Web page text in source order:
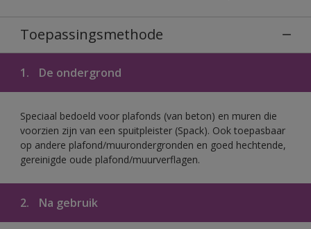
Toepassingsmethode
1. De ondergrond
Speciaal bedoeld voor plafonds (van beton) en muren die
voorzien zijn van een spuitpleister (Spack). Ook toepasbaar
op andere plafond/muurondergronden en goed hechtende,
gereinigde oude plafond/muurverflagen.
2. Na gebruik